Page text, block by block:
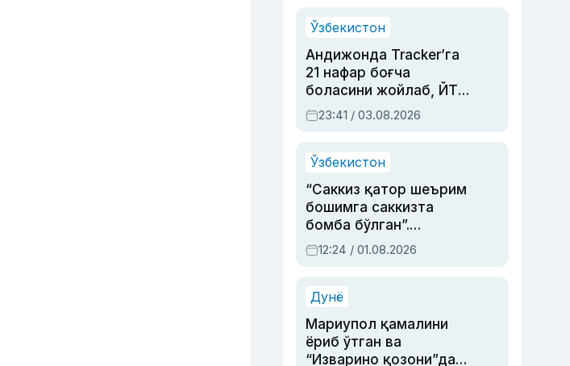
Ўзбекистон
Андижонда Tracker’га
21 нафар боғча
боласини жойлаб, ЙТҲ
содир этган аёлга суд
ҳукми ўқилди
23:41 / 03.08.2026
Ўзбекистон
“Саккиз қатор шеърим
бошимга саккизта
бомба бўлган”.
Абдулла Ориповни
сиёсий айбловлардан
12:24 / 01.08.2026
Дунё
Мариупол қамалини
ёриб ўтган ва
“Изварино қозони”дан